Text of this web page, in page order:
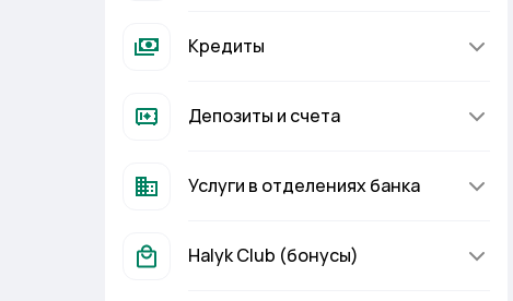
Кредиты
Депозиты и счета
Услуги в отделениях банка
Halyk Club (бонусы)